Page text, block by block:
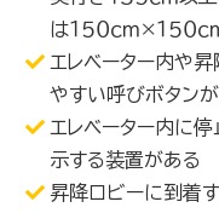
は１５０ｃｍ×１５０
エレベーター内や
やすい呼びボタン
エレベーター内に
示する装置がある
昇降ロビーに到着